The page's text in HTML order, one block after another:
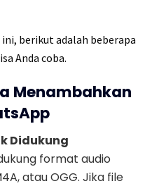
berikut adalah beberapa
Anda coba.
Menambahkan
Didukung
format audio
atau OGG. Jika file